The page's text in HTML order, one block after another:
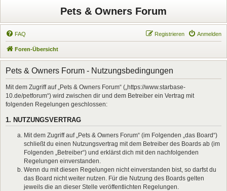
Pets & Owners Forum
FAQ Anmelden
Registrieren
Foren-Übersicht
Pets & Owners Forum - Nutzungsbedingungen
Mit dem Zugriff auf „Pets & Owners Forum“ („https://www.starbase-
10.de/petforum“) wird zwischen dir und dem Betreiber ein Vertrag mit
folgenden Regelungen geschlossen:
1. NUTZUNGSVERTRAG
Mit dem Zugriff auf „Pets & Owners Forum“ (im Folgenden „das Board“)
schließt du einen Nutzungsvertrag mit dem Betreiber des Boards ab (im
Folgenden „Betreiber“) und erklärst dich mit den nachfolgenden
Regelungen einverstanden.
Wenn du mit diesen Regelungen nicht einverstanden bist, so darfst du
das Board nicht weiter nutzen. Für die Nutzung des Boards gelten
jeweils die an dieser Stelle veröffentlichten Regelungen.